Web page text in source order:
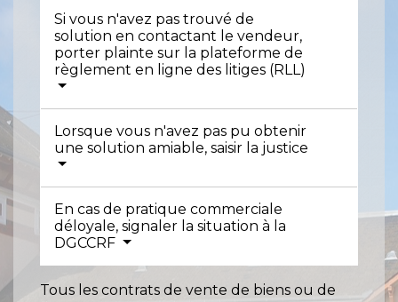
Si vous n'avez pas trouvé de
solution en contactant le vendeur,
porter plainte sur la plateforme de
règlement en ligne des litiges (RLL)
Lorsque vous n'avez pas pu obtenir
une solution amiable, saisir la justice
En cas de pratique commerciale
déloyale, signaler la situation à la
DGCCRF
Tous les contrats de vente de biens ou de